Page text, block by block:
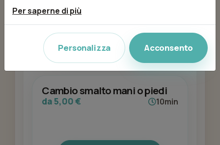
Aggiungi
Cambio smalto mani o piedi
da 5,00 € 10min
Per saperne di più
Personalizza Acconsento